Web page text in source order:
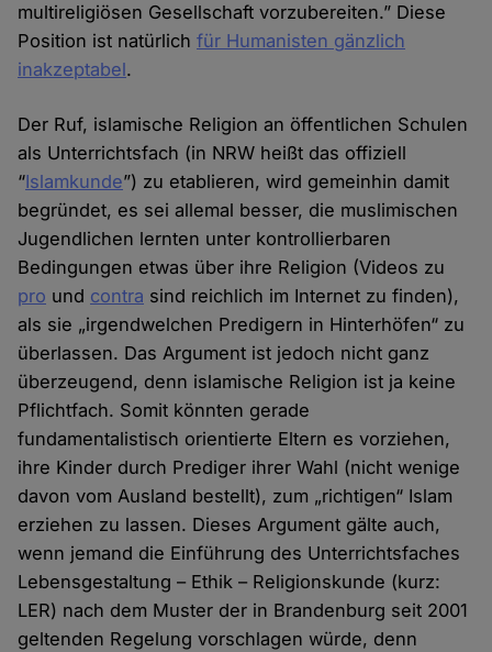
multireligiösen Gesellschaft vorzubereiten.” Diese
Position ist natürlichfür Humanisten gänzlich
inakzeptabel.
Der Ruf, islamische Religion an öffentlichen Schulen
als Unterrichtsfach (in NRW heißt das offiziell
“Islamkunde”) zu etablieren, wird gemeinhin damit
begründet, es sei allemal besser, die muslimischen
Jugendlichen lernten unter kontrollierbaren
Bedingungen etwas über ihre Religion (Videos zu
pro und contra sind reichlich im Internet zu finden),
als sie „irgendwelchen Predigern in Hinterhöfen“ zu
überlassen. Das Argument ist jedoch nicht ganz
überzeugend, denn islamische Religion ist ja keine
Pflichtfach. Somit könnten gerade
fundamentalistisch orientierte Eltern es vorziehen,
ihre Kinder durch Prediger ihrer Wahl (nicht wenige
davon vom Ausland bestellt), zum „richtigen“ Islam
erziehen zu lassen. Dieses Argument gälte auch,
wenn jemand die Einführung des Unterrichtsfaches
Lebensgestaltung – Ethik – Religionskunde (kurz:
LER) nach dem Muster der in Brandenburg seit 2001
geltenden Regelung vorschlagen würde, denn